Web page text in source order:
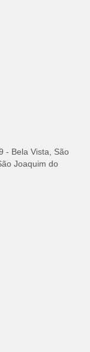
- Bela Vista, São
Joaquim do